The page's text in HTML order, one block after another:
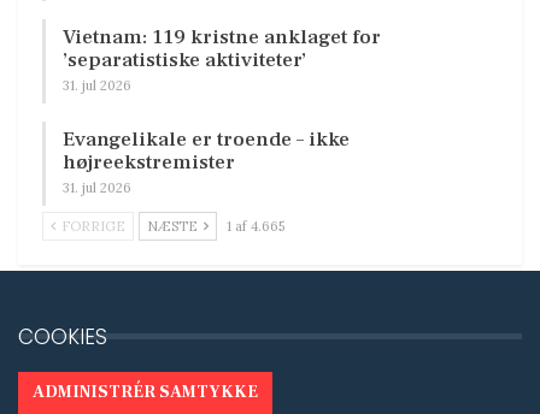
Vietnam: 119 kristne anklaget for
’separatistiske aktiviteter’
31. jul 2026
Evangelikale er troende – ikke
højreekstremister
31. jul 2026
FORRIGE NÆSTE 1 af 4.665
COOKIES
ADMINISTRÉR SAMTYKKE